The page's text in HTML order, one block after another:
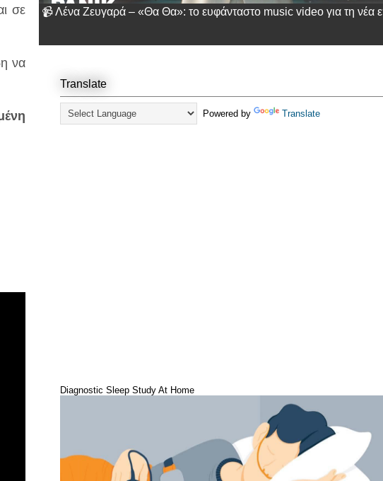
σε
να
📹 Λένα Ζευγαρά – «Θα Θα»: το ευφάνταστο music video για τη νέα
Translate
Powered by Translate
Diagnostic Sleep Study At Home